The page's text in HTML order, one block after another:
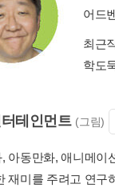
어드
최근
학도
테인먼트 (그림)
아동만화, 애니메이
재미를 주려고 연구